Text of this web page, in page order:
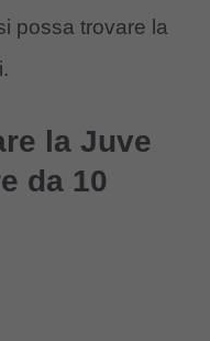
possa trovare la
la Juve
da 10